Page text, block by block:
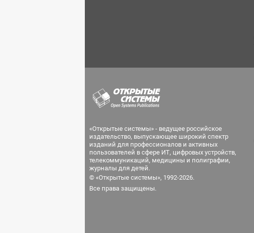
«Открытые системы» - ведущее российское
издательство, выпускающее широкий спектр
изданий для профессионалов и активных
пользователей в сфере ИТ, цифровых устройств,
телекоммуникаций, медицины и полиграфии,
журналы для детей.
© «Открытые системы», 1992-2026.
Все права защищены.